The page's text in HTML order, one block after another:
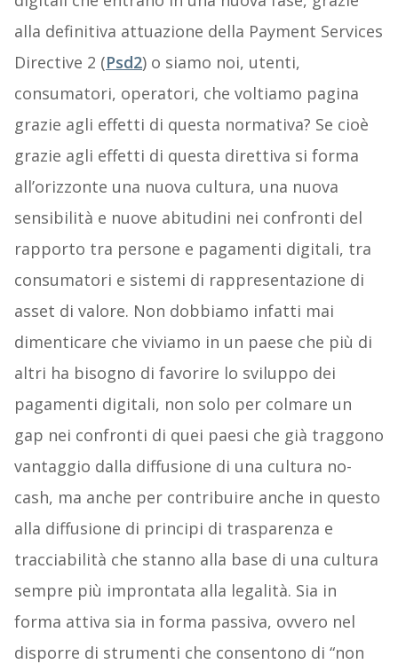
alla definitiva attuazione della Payment Services
Directive 2 (Psd2) o siamo noi, utenti,
consumatori, operatori, che voltiamo pagina
grazie agli effetti di questa normativa? Se cioè
grazie agli effetti di questa direttiva si forma
all’orizzonte una nuova cultura, una nuova
sensibilità e nuove abitudini nei confronti del
rapporto tra persone e pagamenti digitali, tra
consumatori e sistemi di rappresentazione di
asset di valore. Non dobbiamo infatti mai
dimenticare che viviamo in un paese che più di
altri ha bisogno di favorire lo sviluppo dei
pagamenti digitali, non solo per colmare un
gap nei confronti di quei paesi che già traggono
vantaggio dalla diffusione di una cultura no-
cash, ma anche per contribuire anche in questo
alla diffusione di principi di trasparenza e
tracciabilità che stanno alla base di una cultura
sempre più improntata alla legalità. Sia in
forma attiva sia in forma passiva, ovvero nel
disporre di strumenti che consentono di “non